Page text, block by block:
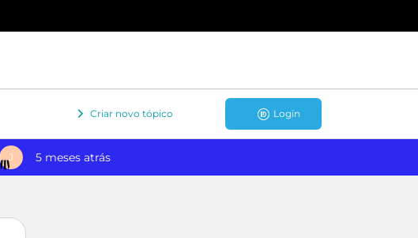
Criar novo tópico Login
J 5 meses atrás